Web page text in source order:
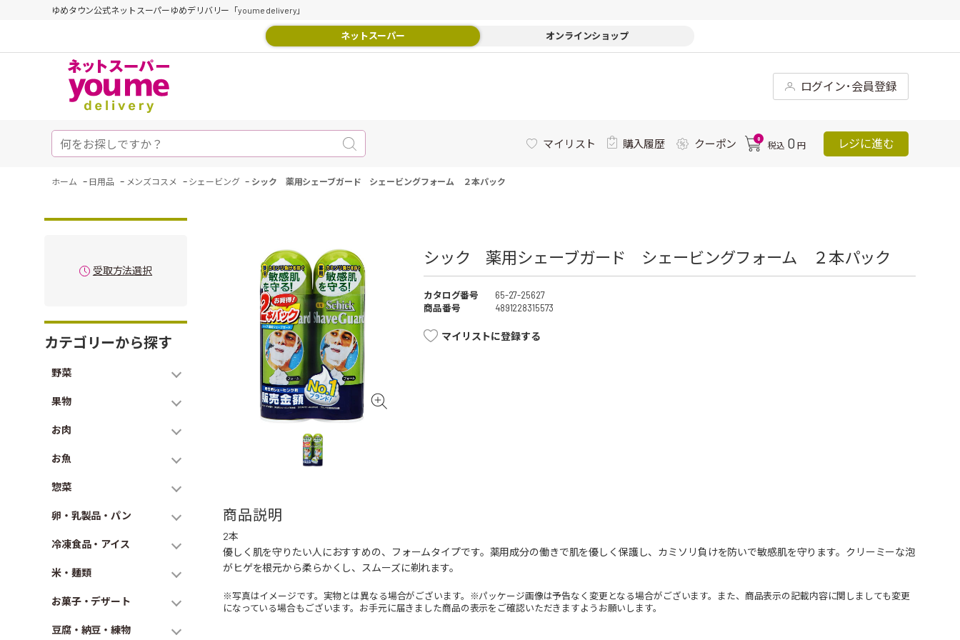
ゆめタウン公式ネットスーパーゆめデリバリー「youme delivery」
ネットスーパー オンラインショップ
ログイン･会員登録
マイリスト 購入履歴 クーポン 0
税込 0 円 レジに進む
ホーム - 日用品 - メンズコスメ - シェービング - シック 薬用シェーブガード シェービングフォーム ２本パック
受取方法選択
カテゴリーから探す
野菜
果物
お肉
お魚
惣菜
卵・乳製品・パン
冷凍食品・アイス
米・麺類
お菓子・デザート
豆腐・納豆・練物
シック 薬用シェーブガード シェービングフォーム ２本パック
カタログ番号
65-27-25627
商品番号
4891228315573
マイリストに登録する
商品説明
2本
優しく肌を守りたい人におすすめの、フォームタイプです。薬用成分の働きで肌を優しく保護し、カミソリ負けを防いで敏感肌を守ります。クリーミーな泡
がヒゲを根元から柔らかくし、スムーズに剃れます。
※写真はイメージです。実物とは異なる場合がございます。※パッケージ画像は予告なく変更となる場合がございます。また、商品表示の記載内容に関しましても変更
になっている場合もございます。お手元に届きました商品の表示をご確認いただきますようお願いします。